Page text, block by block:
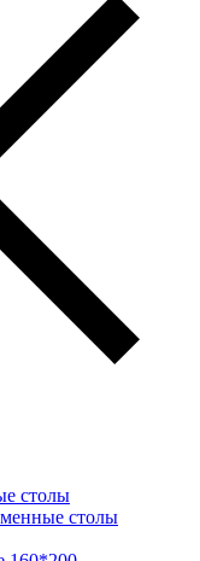
столы
столы